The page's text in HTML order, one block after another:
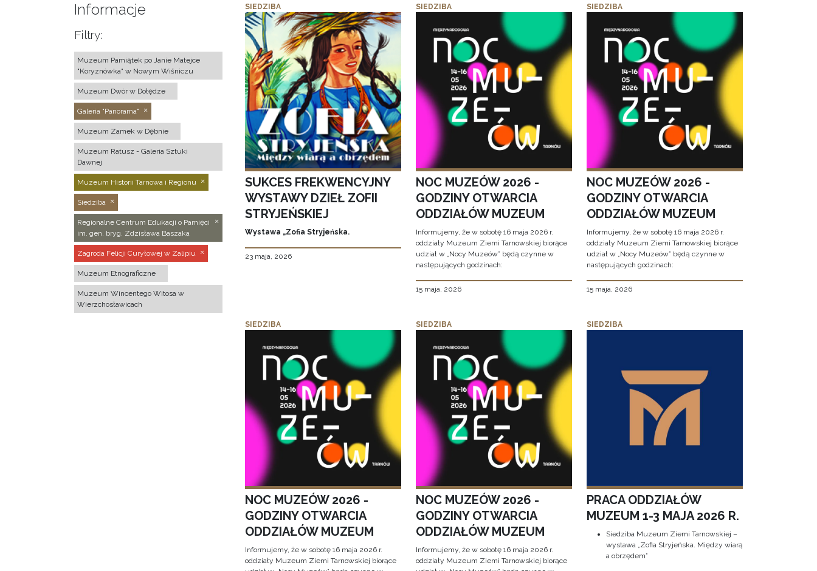
Informacje
Filtry:
Muzeum Pamiątek po Janie Matejce
"Koryznówka" w Nowym Wiśniczu
Muzeum Dwór w Dołędze
Galeria "Panorama"
Muzeum Zamek w Dębnie
Muzeum Ratusz - Galeria Sztuki
Dawnej
Muzeum Historii Tarnowa i Regionu
Siedziba
Regionalne Centrum Edukacji o Pamięci
im. gen. bryg. Zdzisława Baszaka
Zagroda Felicji Curyłowej w Zalipiu
Muzeum Etnograficzne
Muzeum Wincentego Witosa w
Wierzchosławicach
SIEDZIBA
SUKCES FREKWENCYJNY
WYSTAWY DZIEŁ ZOFII
STRYJEŃSKIEJ
Wystawa „Zofia Stryjeńska.
23 maja, 2026
SIEDZIBA
NOC MUZEÓW 2026 -
GODZINY OTWARCIA
ODDZIAŁÓW MUZEUM
Informujemy, że w sobotę 16 maja 2026 r.
oddziały Muzeum Ziemi Tarnowskiej biorące
udział w „Nocy Muzeów” będą czynne w
następujących godzinach:
15 maja, 2026
SIEDZIBA
NOC MUZEÓW 2026 -
GODZINY OTWARCIA
ODDZIAŁÓW MUZEUM
Informujemy, że w sobotę 16 maja 2026 r.
oddziały Muzeum Ziemi Tarnowskiej biorące
udział w „Nocy Muzeów” będą czynne w
następujących godzinach:
15 maja, 2026
SIEDZIBA
NOC MUZEÓW 2026 -
GODZINY OTWARCIA
ODDZIAŁÓW MUZEUM
Informujemy, że w sobotę 16 maja 2026 r.
oddziały Muzeum Ziemi Tarnowskiej biorące
SIEDZIBA
NOC MUZEÓW 2026 -
GODZINY OTWARCIA
ODDZIAŁÓW MUZEUM
Informujemy, że w sobotę 16 maja 2026 r.
oddziały Muzeum Ziemi Tarnowskiej biorące
SIEDZIBA
PRACA ODDZIAŁÓW
MUZEUM 1-3 MAJA 2026 R.
Siedziba Muzeum Ziemi Tarnowskiej –
wystawa „Zofia Stryjeńska. Między wiarą
a obrzędem”